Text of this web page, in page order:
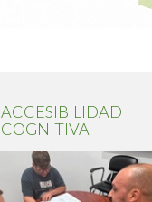
ACCESIBILIDAD
COGNITIVA